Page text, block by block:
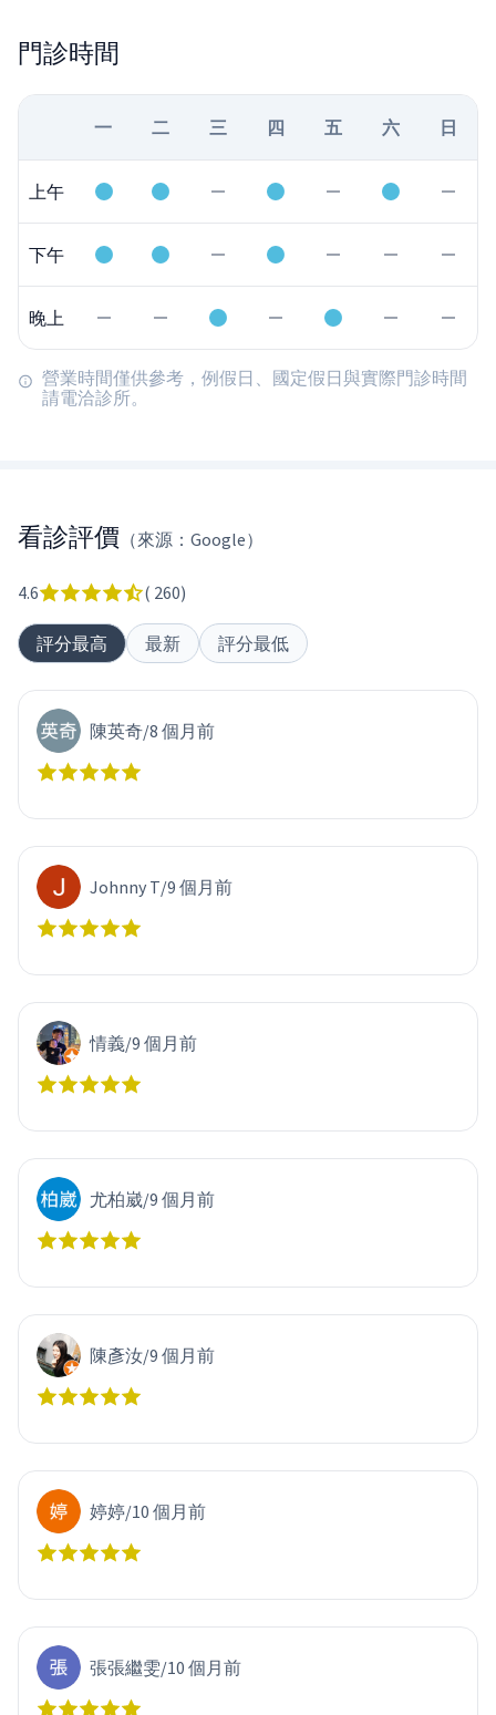
門診時間
一 二 三 四 五 六 日
上午
下午
晚上
營業時間僅供參考，例假日、國定假日與實際門診時間
請電洽診所。
看診評價 （來源：Google）
4.6 ( 260)
評分最高 最新 評分最低
陳英奇/8 個月前
Johnny T/9 個月前
情義/9 個月前
尤柏崴/9 個月前
陳彥汝/9 個月前
婷婷/10 個月前
張張繼雯/10 個月前